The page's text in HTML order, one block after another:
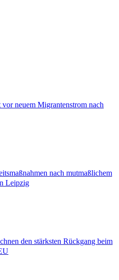
neuem Migrantenstrom nach
nach mutmaßlichem
Leipzig
den stärksten Rückgang beim